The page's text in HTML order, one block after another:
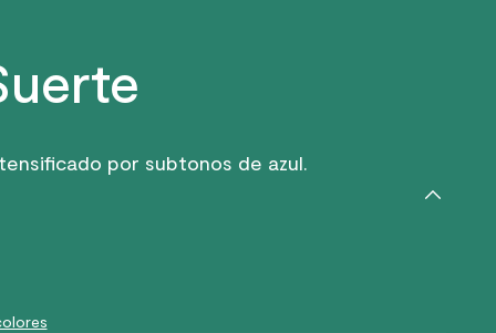
por subtonos de azul.